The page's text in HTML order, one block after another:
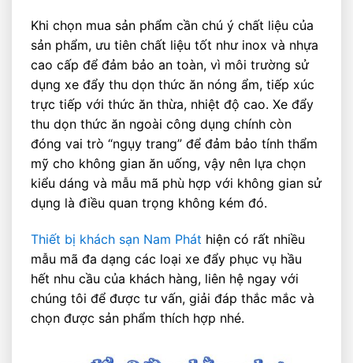
Khi chọn mua sản phẩm cần chú ý chất liệu của
sản phẩm, ưu tiên chất liệu tốt như inox và nhựa
cao cấp để đảm bảo an toàn, vì môi trường sử
dụng xe đẩy thu dọn thức ăn nóng ẩm, tiếp xúc
trực tiếp với thức ăn thừa, nhiệt độ cao. Xe đẩy
thu dọn thức ăn ngoài công dụng chính còn
đóng vai trò “ngụy trang” để đảm bảo tính thẩm
mỹ cho không gian ăn uống, vậy nên lựa chọn
kiểu dáng và mẫu mã phù hợp với không gian sử
dụng là điều quan trọng không kém đó.
Thiết bị khách sạn Nam Phát hiện có rất nhiều
mẫu mã đa dạng các loại xe đẩy phục vụ hầu
hết nhu cầu của khách hàng, liên hệ ngay với
chúng tôi để được tư vấn, giải đáp thắc mắc và
chọn được sản phẩm thích hợp nhé.